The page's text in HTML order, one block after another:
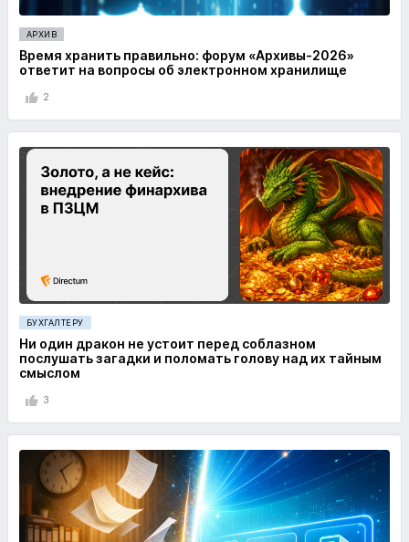
АРХИВ
Время хранить правильно: форум «Архивы-2026»
ответит на вопросы об электронном хранилище
2
БУХГАЛТЕРУ
Ни один дракон не устоит перед соблазном
послушать загадки и поломать голову над их тайным
смыслом
3